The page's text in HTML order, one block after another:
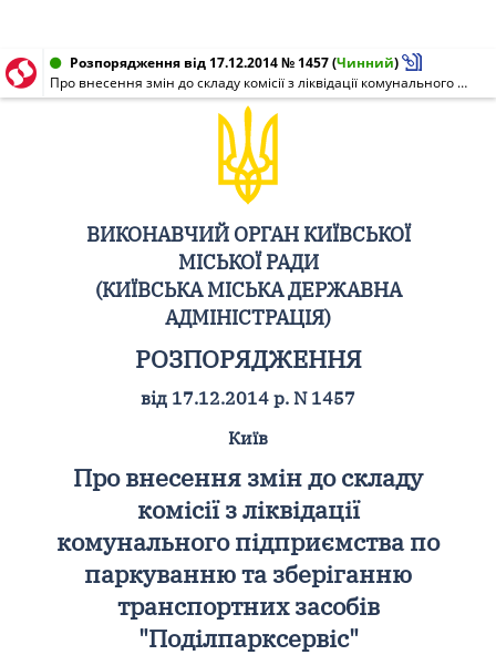
Розпорядження від 17.12.2014 № 1457(Чинний)
Про внесення змін до складу комісії з ліквідації комунального підприємства по паркуванню та зберіганню транспортних засобів "Поділпарксервіс"
ВИКОНАВЧИЙ ОРГАН КИЇВСЬКОЇ
МІСЬКОЇ РАДИ
(КИЇВСЬКА МІСЬКА ДЕРЖАВНА
АДМІНІСТРАЦІЯ)
РОЗПОРЯДЖЕННЯ
від 17.12.2014 р. N 1457
Київ
Про внесення змін до складу
комісії з ліквідації
комунального підприємства по
паркуванню та зберіганню
транспортних засобів
"Поділпарксервіс"